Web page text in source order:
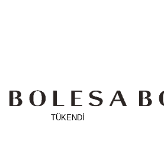
TÜKENDI